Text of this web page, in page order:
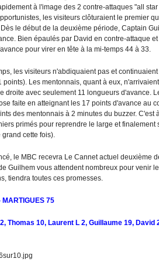
à l'image des 2 contre-attaques "all
les visiteurs clôturaient le premier
le début de la deuxième période, Captain
Bien épaulés par David en contre-attaque
pour virer en tête à la mi-temps 44 à 33.
les visiteurs n'abdiquaient pas et
points). Les mentonnais, quant à eux,
droite avec seulement 11 longueurs d'avance.
faite en atteignant les 17 points d'avance au
des mentonnais à 2 minutes du buzzer. C'est
primés pour reprendre le large et
cette fois).
le MBC recevra Le Cannet actuel deuxième
Guilhem vous attendent nombreux pour venir
tiendra toutes ces promesses.
MARTIGUES 75
Thomas 10, Laurent L 2, Guillaume 19, David